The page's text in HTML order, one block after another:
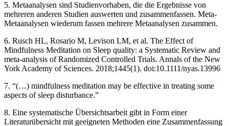
5. Metaanalysen sind Studienvorhaben, die die Ergebnisse von
mehreren anderen Studien auswerten und zusammenfassen. Meta-
Metaanalysen wiederum fassen mehrere Metaanalysen zusammen.
6. Rusch HL, Rosario M, Levison LM, et al. The Effect of
Mindfulness Meditation on Sleep quality: a Systematic Review and
meta-analysis of Randomized Controlled Trials. Annals of the New
York Academy of Sciences. 2018;1445(1). doi:10.1111/nyas.13996
7. “(…) mindfulness meditation may be effective in treating some
aspects of sleep disturbance.”
8. Eine systematische Übersichtsarbeit gibt in Form einer
Literaturübersicht mit geeigneten Methoden eine Zusammenfassung